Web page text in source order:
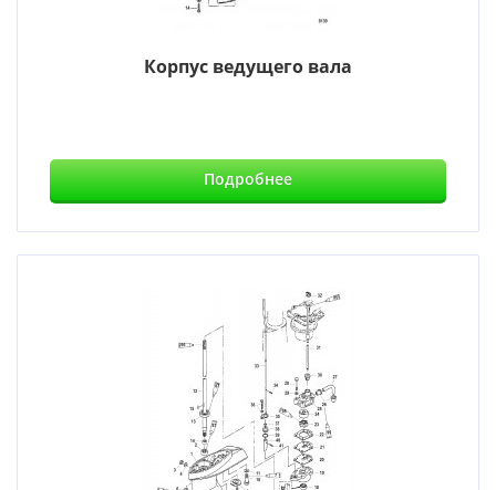
Корпус ведущего вала
Подробнее